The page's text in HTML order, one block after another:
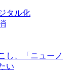
タル化
し、「ニューノ
い